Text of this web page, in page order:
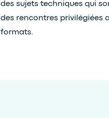
des sujets techniques qui
des rencontres privilégiées
formats.